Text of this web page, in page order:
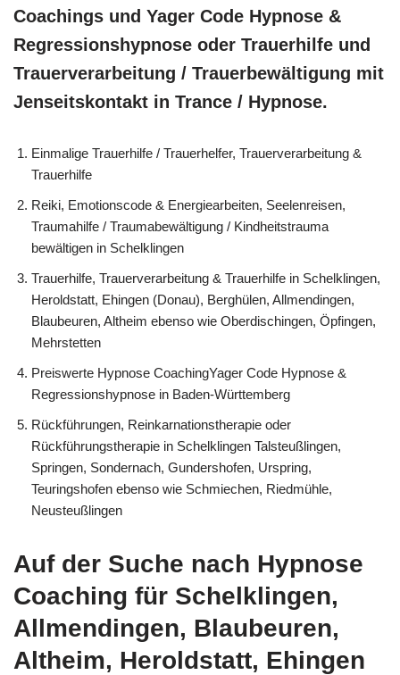
Coachings und Yager Code Hypnose &
Regressionshypnose oder Trauerhilfe und
Trauerverarbeitung / Trauerbewältigung mit
Jenseitskontakt in Trance / Hypnose.
Einmalige Trauerhilfe / Trauerhelfer, Trauerverarbeitung &
Trauerhilfe
Reiki, Emotionscode & Energiearbeiten, Seelenreisen,
Traumahilfe / Traumabewältigung / Kindheitstrauma
bewältigen in Schelklingen
Trauerhilfe, Trauerverarbeitung & Trauerhilfe in Schelklingen,
Heroldstatt, Ehingen (Donau), Berghülen, Allmendingen,
Blaubeuren, Altheim ebenso wie Oberdischingen, Öpfingen,
Mehrstetten
Preiswerte Hypnose CoachingYager Code Hypnose &
Regressionshypnose in Baden-Württemberg
Rückführungen, Reinkarnationstherapie oder
Rückführungstherapie in Schelklingen Talsteußlingen,
Springen, Sondernach, Gundershofen, Urspring,
Teuringshofen ebenso wie Schmiechen, Riedmühle,
Neusteußlingen
Auf der Suche nach Hypnose
Coaching für Schelklingen,
Allmendingen, Blaubeuren,
Altheim, Heroldstatt, Ehingen